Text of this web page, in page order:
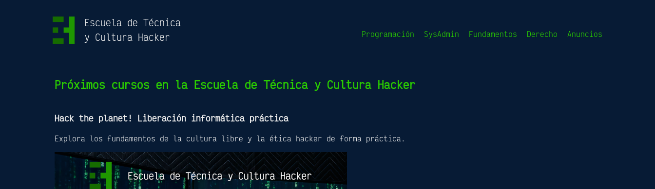
Escuela de Técnica
y Cultura Hacker
Programación SysAdmin Fundamentos Derecho Anuncios
Próximos cursos en la Escuela de Técnica y Cultura Hacker
Hack the planet! Liberación informática práctica
Explora los fundamentos de la cultura libre y la ética hacker de forma práctica.